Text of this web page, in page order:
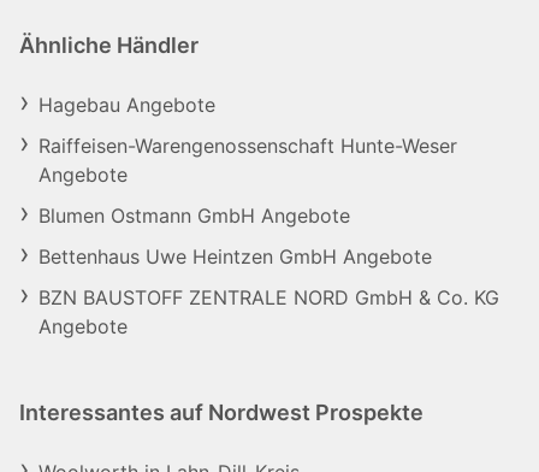
Ähnliche Händler
Hagebau Angebote
Raiffeisen-Warengenossenschaft Hunte-Weser
Angebote
Blumen Ostmann GmbH Angebote
Bettenhaus Uwe Heintzen GmbH Angebote
BZN BAUSTOFF ZENTRALE NORD GmbH & Co. KG
Angebote
Interessantes auf Nordwest Prospekte